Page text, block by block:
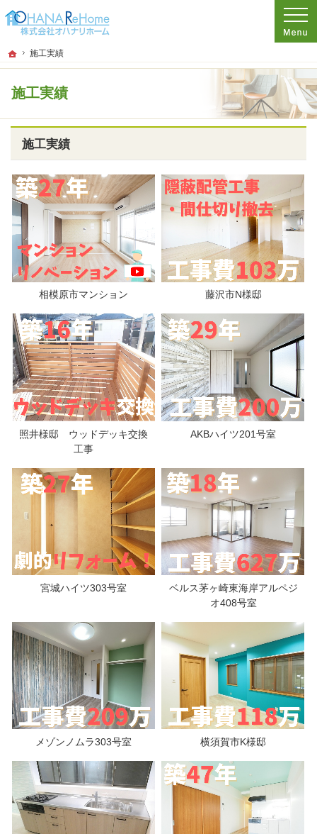
ホーム
施工実績
施工実績
プロの目線からご提案。神奈川県茅ケ崎市のリフォーム・新築戸建てを手がける
リフォーム、注文新築住宅をお考えなら神奈川県茅ケ崎市の工務店【オハナハウ
施工実績
相模原市マンション 藤沢市N様邸
照井様邸 ウッドデッキ交換
工事
AKBハイツ201号室
宮城ハイツ303号室
ベルス茅ヶ崎東海岸アルペジ
オ408号室
メゾンノムラ303号室 横須賀市K様邸